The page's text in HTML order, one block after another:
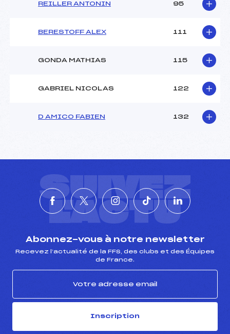
REILLER ANTONIN 95
BERESTOFF ALEX 111
GONDA MATHIAS 115
GABRIEL NICOLAS 122
D AMICO FABIEN 132
SUIVEZ
L'ACTU
Abonnez-vous à notre newsletter
Recevez l’actualité de la FFS, des clubs et des Équipes
de France.
Inscription